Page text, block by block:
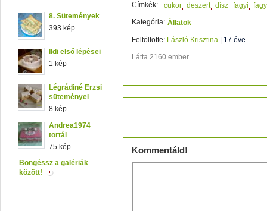
8. Sütemények
393 kép
Ildi első lépései
1 kép
Légrádiné Erzsi
süteményei
8 kép
Andrea1974
tortái
75 kép
Böngéssz a galériák
között!
Címkék: cukor deszert dísz fagyi
Kategória: Állatok
Feltöltötte: László Krisztina 17 éve
Látta 2160 ember.
Kommentáld!